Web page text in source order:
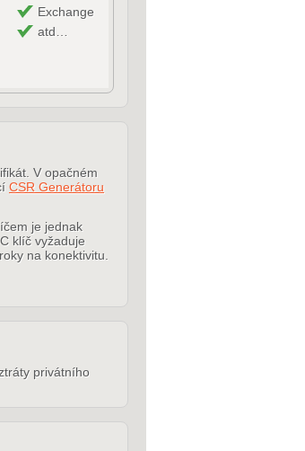
Exchange
atd…
V opačném
CSR Generátoru
je jednak
klíč vyžaduje
na konektivitu.
privátního